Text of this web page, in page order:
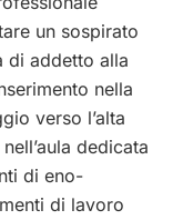
un sospirato
di addetto alla
nella
verso l’alta
dedicata
di eno-
di lavoro